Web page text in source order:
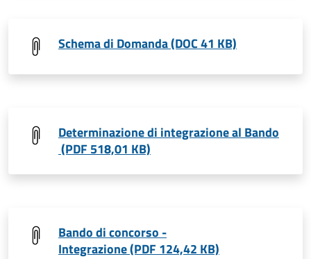
Schema di Domanda (DOC 41 KB)
Determinazione di integrazione al Bando
(PDF 518,01 KB)
Bando di concorso -
Integrazione (PDF 124,42 KB)